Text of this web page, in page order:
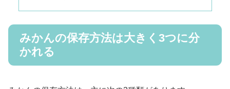
みかんの保存方法は大きく3つに分
かれる